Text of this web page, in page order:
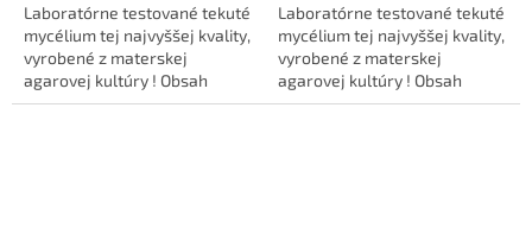
Laboratórne testované tekuté
mycélium tej najvyššej kvality,
vyrobené z materskej
agarovej kultúry ! Obsah
balenia: 10ml injekčná
Laboratórne testované tekuté
mycélium tej najvyššej kvality,
vyrobené z materskej
agarovej kultúry ! Obsah
balenia: 10ml injekčná